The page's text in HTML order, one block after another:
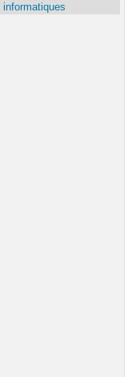
informatiques